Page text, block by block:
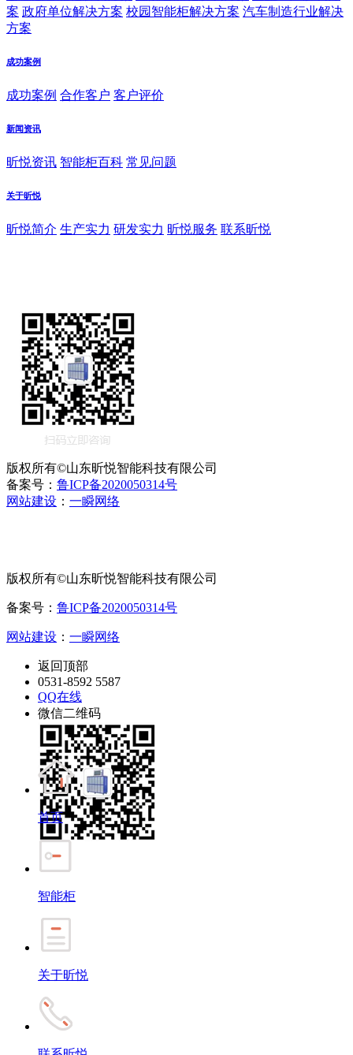
案 政府单位解决方案 校园智能柜解决方案 汽车制造行业解决
方案
成功案例
成功案例 合作客户 客户评价
新闻资讯
昕悦资讯 智能柜百科 常见问题
关于昕悦
昕悦简介 生产实力 研发实力 昕悦服务 联系昕悦
版权所有©山东昕悦智能科技有限公司
备案号： 鲁ICP备2020050314号
网站建设 ： 一瞬网络
版权所有©山东昕悦智能科技有限公司
备案号： 鲁ICP备2020050314号
网站建设 ： 一瞬网络
返回顶部
0531-8592 5587
QQ在线
微信二维码
首页
智能柜
关于昕悦